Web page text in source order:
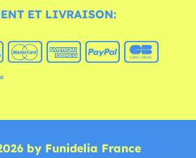
ET LIVRAISON:
by Funidelia France